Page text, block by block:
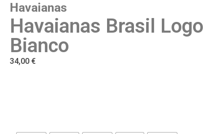
Havaianas
Havaianas Brasil Logo
Bianco
34,00 €